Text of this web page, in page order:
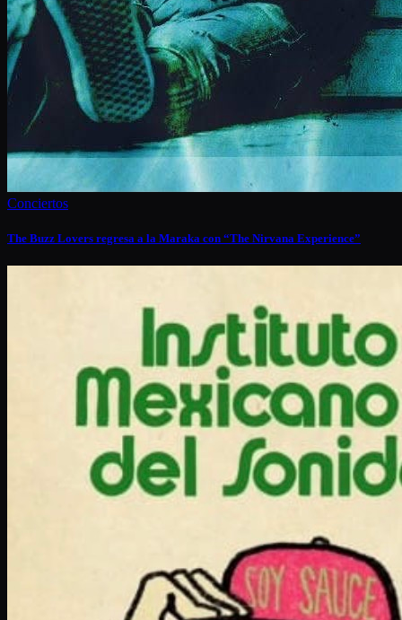
Conciertos
The Buzz Lovers regresa a la Maraka con “The Nirvana Experience”